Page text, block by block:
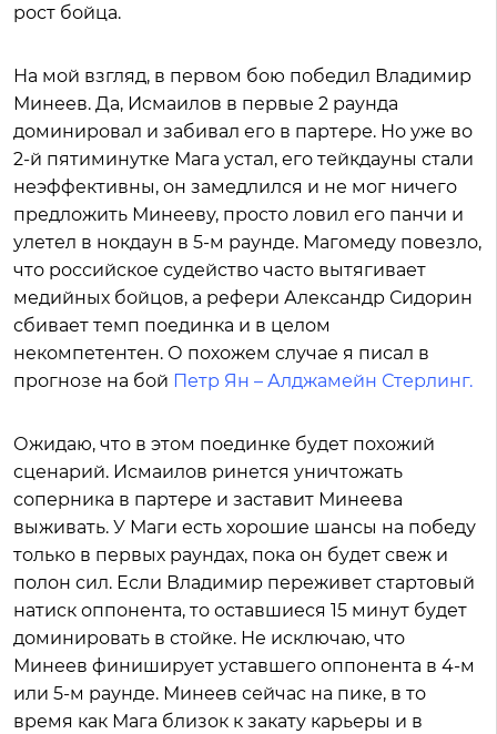
рост бойца.
На мой взгляд, в первом бою победил Владимир
Минеев. Да, Исмаилов в первые 2 раунда
доминировал и забивал его в партере. Но уже во
2-й пятиминутке Мага устал, его тейкдауны стали
неэффективны, он замедлился и не мог ничего
предложить Минееву, просто ловил его панчи и
улетел в нокдаун в 5-м раунде. Магомеду повезло,
что российское судейство часто вытягивает
медийных бойцов, а рефери Александр Сидорин
сбивает темп поединка и в целом
некомпетентен. О похожем случае я писал в
прогнозе на бой Петр Ян – Алджамейн Стерлинг.
Ожидаю, что в этом поединке будет похожий
сценарий. Исмаилов ринется уничтожать
соперника в партере и заставит Минеева
выживать. У Маги есть хорошие шансы на победу
только в первых раундах, пока он будет свеж и
полон сил. Если Владимир переживет стартовый
натиск оппонента, то оставшиеся 15 минут будет
доминировать в стойке. Не исключаю, что
Минеев финиширует уставшего оппонента в 4-м
или 5-м раунде. Минеев сейчас на пике, в то
время как Мага близок к закату карьеры и в